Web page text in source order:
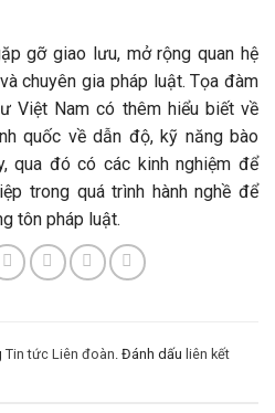
gỡ giao lưu, mở rộng quan hệ
chuyên gia pháp luật. Tọa đàm
Việt Nam có thêm hiểu biết về
quốc về dẫn độ, kỹ năng bào
qua đó có các kinh nghiệm để
trong quá trình hành nghề để
tôn pháp luật.
Tin tức Liên đoàn. Đánh dấu liên kết